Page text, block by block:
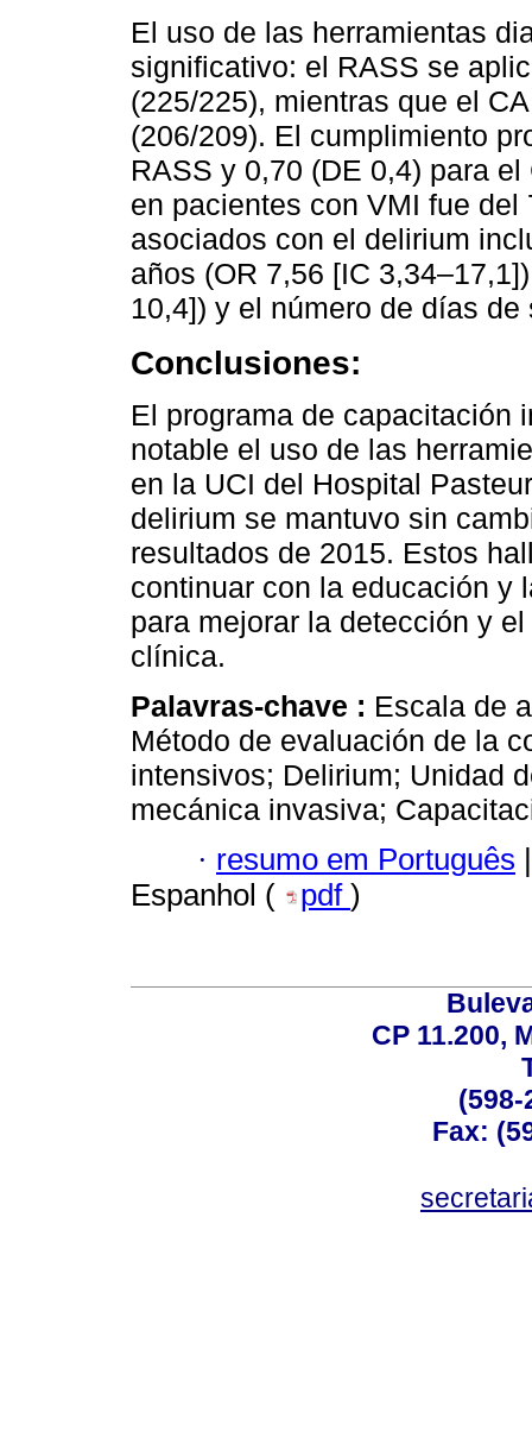
El uso de las herramientas
significativo: el RASS se
(225/225), mientras que el
(206/209). El cumplimiento
RASS y 0,70 (DE 0,4) para
en pacientes con VMI fue
asociados con el delirium
años (OR 7,56 [IC
10,4]) y el número de días
Conclusiones:
El programa de capacitación
notable el uso de las
en la UCI del Hospital
delirium se mantuvo sin
resultados de 2015. Estos
continuar con la educación y
para mejorar la detección y
clínica.
Palavras-chave : Escala de
Método de evaluación de la
intensivos; Delirium; Unidad
mecánica invasiva;
· resumo em Português
Espanhol (
pdf )
CP 11.200,
(598-
Fax: